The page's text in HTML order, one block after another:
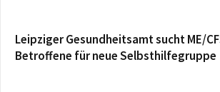
Leipziger Gesundheitsamt sucht ME/
Betroffene für neue Selbsthilfegruppe